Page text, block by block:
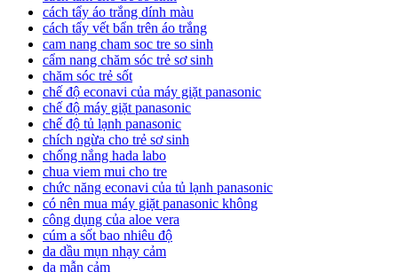
cách tẩy áo trắng dính màu
cách tẩy vết bẩn trên áo trắng
cam nang cham soc tre so sinh
cẩm nang chăm sóc trẻ sơ sinh
chăm sóc trẻ sốt
chế độ econavi của máy giặt panasonic
chế độ máy giặt panasonic
chế độ tủ lạnh panasonic
chích ngừa cho trẻ sơ sinh
chống nắng hada labo
chua viem mui cho tre
chức năng econavi của tủ lạnh panasonic
có nên mua máy giặt panasonic không
công dụng của aloe vera
cúm a sốt bao nhiêu độ
da dầu mụn nhạy cảm
da mẫn cảm